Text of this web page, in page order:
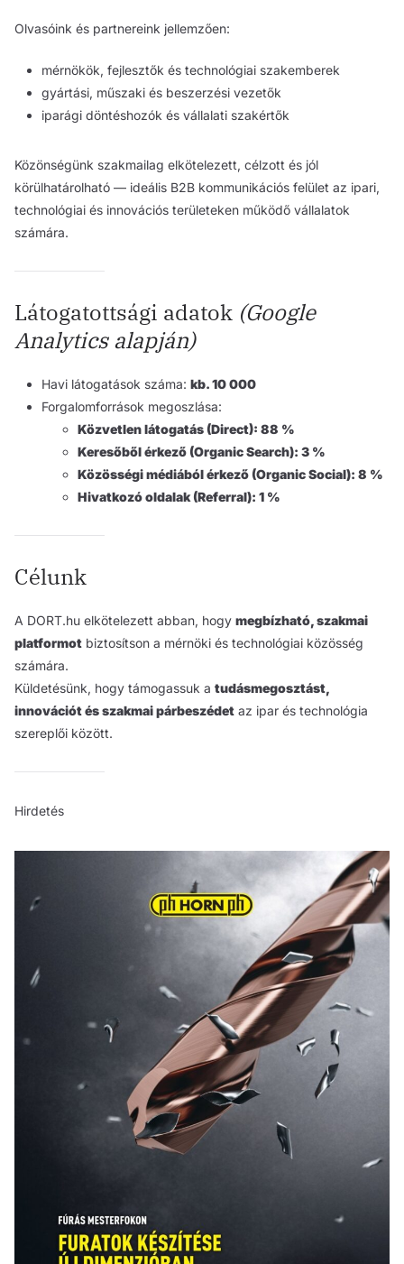
Olvasóink és partnereink jellemzően:
mérnökök, fejlesztők és technológiai szakemberek
gyártási, műszaki és beszerzési vezetők
iparági döntéshozók és vállalati szakértők
Közönségünk szakmailag elkötelezett, célzott és jól
körülhatárolható — ideális B2B kommunikációs felület az ipari,
technológiai és innovációs területeken működő vállalatok
számára.
Látogatottsági adatok (Google
Analytics alapján)
Havi látogatások száma: kb. 10 000
Forgalomforrások megoszlása:
Közvetlen látogatás (Direct): 88 %
Keresőből érkező (Organic Search): 3 %
Közösségi médiából érkező (Organic Social): 8 %
Hivatkozó oldalak (Referral): 1 %
Célunk
A DORT.hu elkötelezett abban, hogy megbízható, szakmai
platformot biztosítson a mérnöki és technológiai közösség
számára.
Küldetésünk, hogy támogassuk a tudásmegosztást,
innovációt és szakmai párbeszédet az ipar és technológia
szereplői között.
Hirdetés